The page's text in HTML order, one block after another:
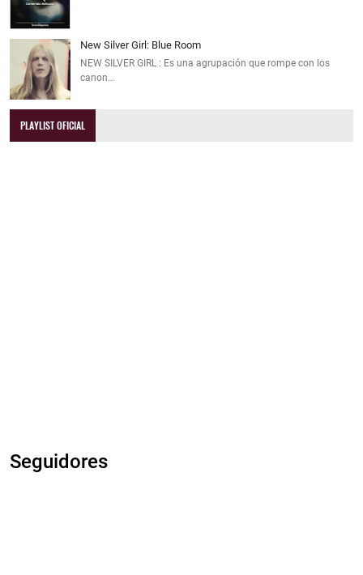
New Silver Girl: Blue Room
NEW SILVER GIRL : Es una agrupación que rompe con los
canon…
PLAYLIST OFICIAL
Seguidores